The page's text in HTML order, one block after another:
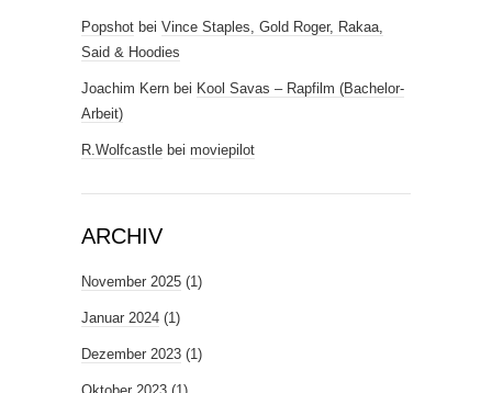
Popshot bei Vince Staples, Gold Roger, Rakaa,
Said & Hoodies
Joachim Kern bei Kool Savas – Rapfilm (Bachelor-
Arbeit)
R.Wolfcastle bei moviepilot
ARCHIV
November 2025 (1)
Januar 2024 (1)
Dezember 2023 (1)